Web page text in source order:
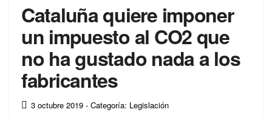
Cataluña quiere imponer
un impuesto al CO2 que
no ha gustado nada a los
fabricantes
3 octubre 2019 - Categoría: Legislación